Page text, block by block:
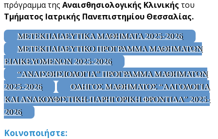
πρόγραμμα της Αναισθησιολογικής Κλινικής του
Τμήματος Ιατρικής Πανεπιστημίου Θεσσαλίας.
ΜΕΤΕΚΠΑΙΔΕΥΤΙΚΑ ΜΑΘΗΜΑΤΑ 2025-2026
ΜΕΤΕΚΠΑΙΔΕΥΤΙΚΟ ΠΡΟΓΡΑΜΜΑ ΜΑΘΗΜΑΤΩΝ
ΕΙΔΙΚΕΥΟΜΕΝΩΝ 2025-2026
“ΑΝΑΙΣΘΗΣΙΟΛΟΓΙΑ” ΠΡΟΓΡΑΜΜΑ ΜΑΘΗΜΑΤΩΝ
2025-2026
ΟΔΗΓΟΣ ΜΑΘΗΜΑΤΟΣ “ΑΛΓΟΛΟΓΙΑ
ΚΑΙ ΑΝΑΚΟΥΦΙΣΤΙΚΗ-ΠΑΡΗΓΟΡΙΚΗ ΦΡΟΝΤΙΔΑ” 2025-
2026
Κοινοποιήστε: